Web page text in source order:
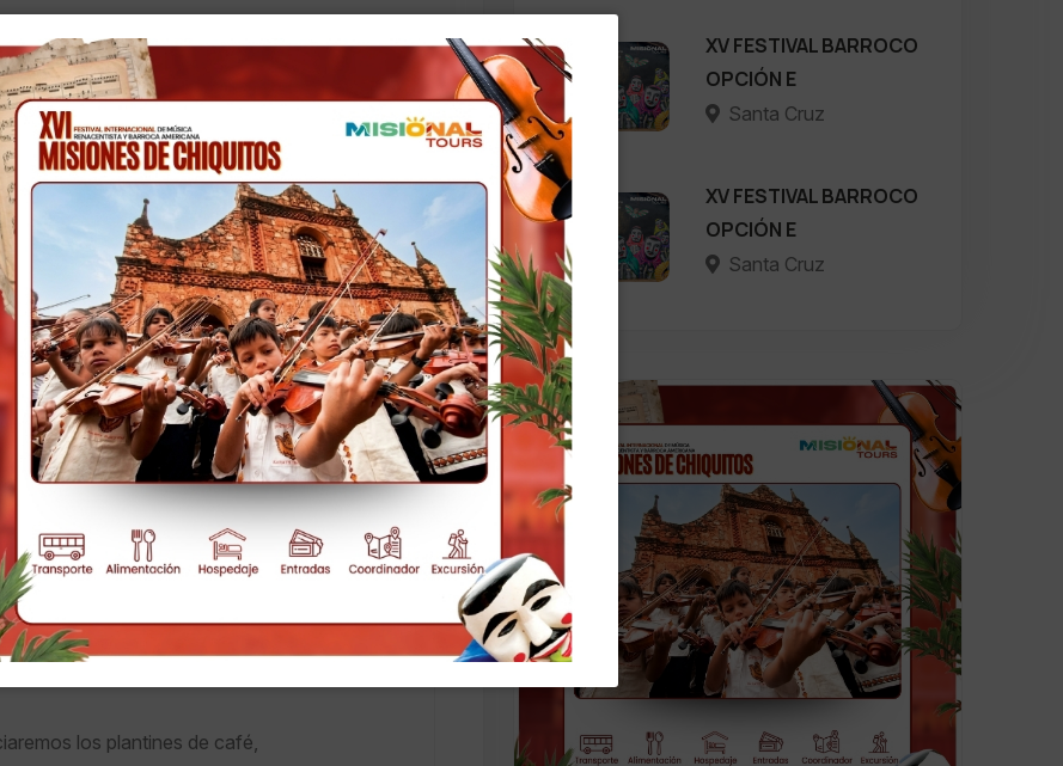
recorrido, 60
la cordillera
y la exuberante
de “El
donde se
Chaco y Amazonia
pueblo de Samaipata.
alrededores
a 1750 metros de altura y
los plantines de café,
XV FESTIVAL BARROCO
OPCIÓN E
Santa Cruz
XV FESTIVAL BARROCO
OPCIÓN E
Santa Cruz